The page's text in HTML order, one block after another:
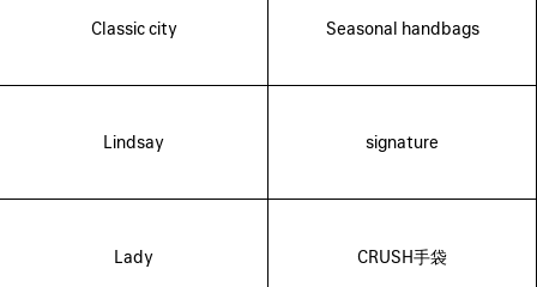
Classic city Seasonal handbags
Lindsay signature
Lady CRUSH手袋